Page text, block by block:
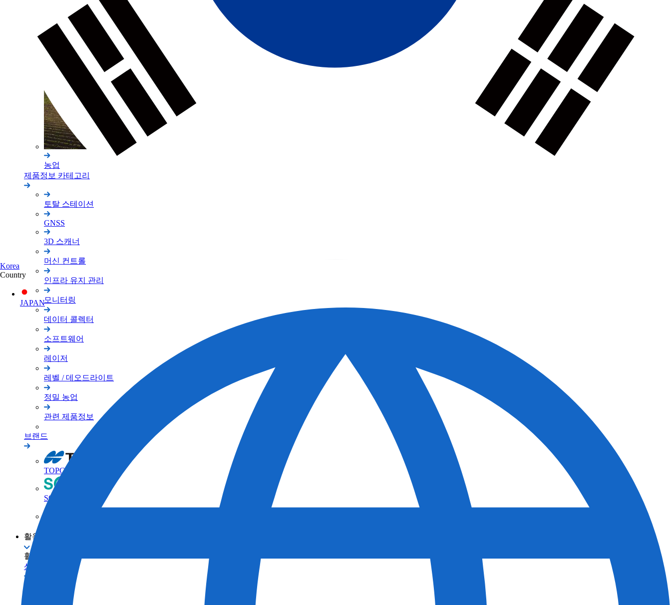
건축
농업
제품정보 카테고리
토탈 스테이션
GNSS
3D 스캐너
머신 컨트롤
인프라 유지 관리
모니터링
데이터 콜렉터
소프트웨어
레이저
레벨 / 데오드라이트
정밀 농업
관련 제품정보
브랜드
TOPCON 브랜드
SOKKIA 브랜드
활용 사례
활용 사례
산업
Korea
Country
JAPAN